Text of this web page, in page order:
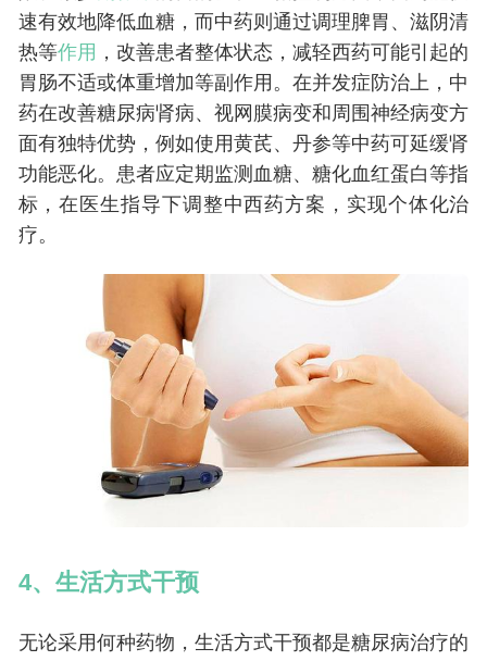
速有效地降低血糖，而中药则通过调理脾胃、滋阴清
热等作用 ，改善患者整体状态，减轻西药可能引起的
胃肠不适或体重增加等副作用。在并发症防治上，中
药在改善糖尿病肾病、视网膜病变和周围神经病变方
面有独特优势，例如使用黄芪、丹参等中药可延缓肾
功能恶化。患者应定期监测血糖、糖化血红蛋白等指
标，在医生指导下调整中西药方案，实现个体化治
疗。
4、生活方式干预
无论采用何种药物，生活方式干预都是糖尿病治疗的